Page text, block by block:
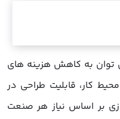
توان به کاهش هزینه های
کار، قابلیت طراحی در
بر اساس نیاز هر صنعت